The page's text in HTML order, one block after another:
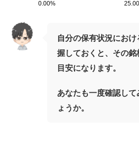
自分の保有状況にお
握しておくと、その
目安になります。
あなたも一度確認し
ょうか。